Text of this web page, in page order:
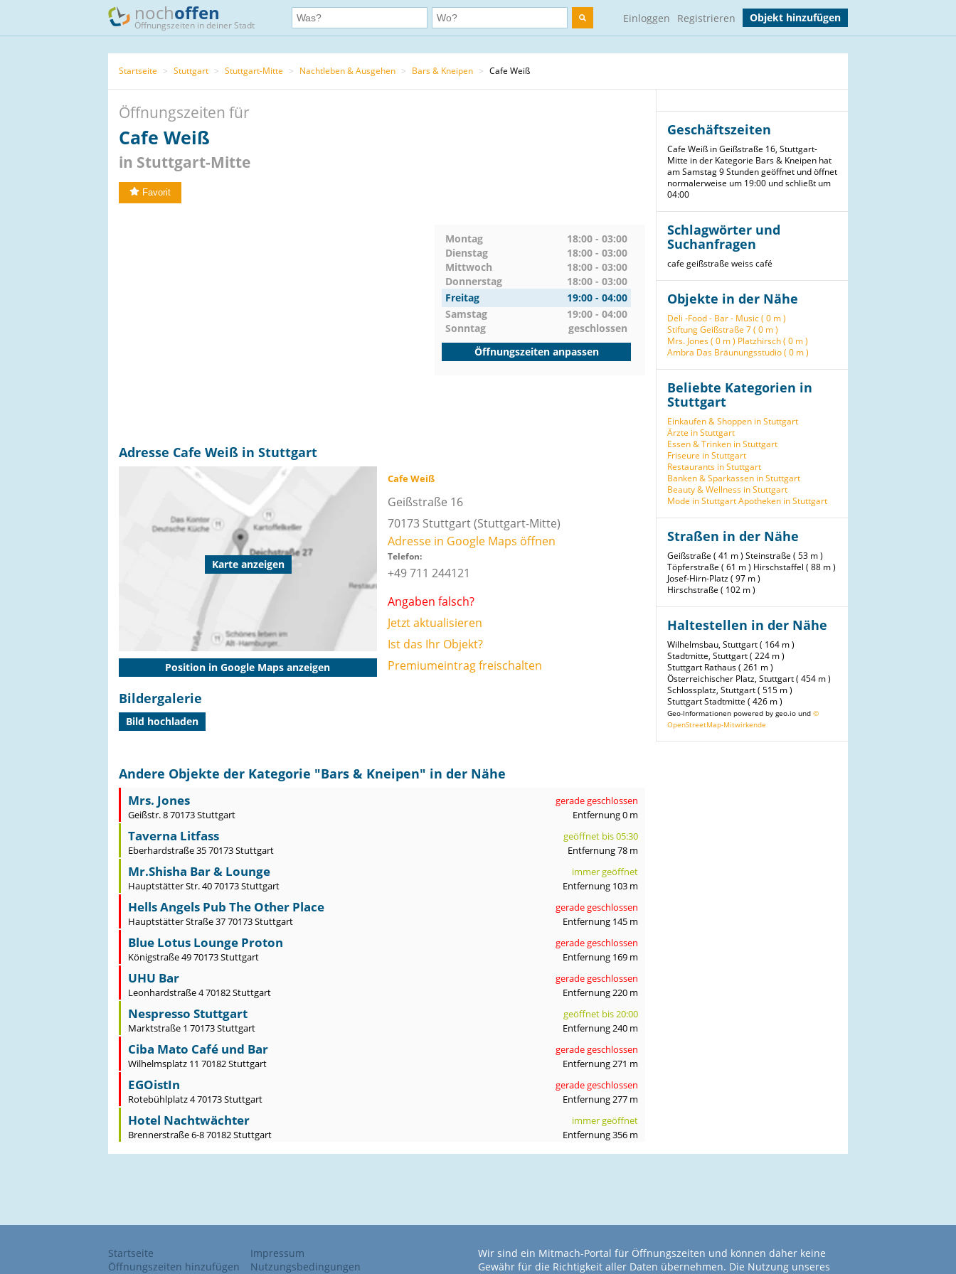
nochoffen
Öffnungszeiten in deiner Stadt
Einloggen Registrieren Objekt hinzufügen
Startseite > Stuttgart > Stuttgart-Mitte > Nachtleben & Ausgehen > Bars & Kneipen > Cafe Weiß
Öffnungszeiten für
Cafe Weiß
in Stuttgart-Mitte
Favorit
Montag
18:00 - 03:00
Dienstag
18:00 - 03:00
Mittwoch
18:00 - 03:00
Donnerstag
18:00 - 03:00
Freitag
19:00 - 04:00
Samstag
19:00 - 04:00
Sonntag
geschlossen
Öffnungszeiten anpassen
Adresse Cafe Weiß in Stuttgart
Karte anzeigen
Position in Google Maps anzeigen
Cafe Weiß
Geißstraße 16
70173 Stuttgart(Stuttgart-Mitte)
Adresse in Google Maps öffnen
Telefon:
+49 711 244121
Angaben falsch?
Jetzt aktualisieren
Ist das Ihr Objekt?
Premiumeintrag freischalten
Bildergalerie
Bild hochladen
Andere Objekte der Kategorie "Bars & Kneipen" in der Nähe
Mrs. Jones
gerade geschlossen
Geißstr. 8 70173 Stuttgart
Entfernung 0 m
Taverna Litfass
geöffnet bis 05:30
Eberhardstraße 35 70173 Stuttgart
Entfernung 78 m
Mr.Shisha Bar & Lounge
immer geöffnet
Hauptstätter Str. 40 70173 Stuttgart
Entfernung 103 m
Hells Angels Pub The Other Place
gerade geschlossen
Hauptstätter Straße 37 70173 Stuttgart
Entfernung 145 m
Blue Lotus Lounge Proton
gerade geschlossen
Königstraße 49 70173 Stuttgart
Entfernung 169 m
UHU Bar
gerade geschlossen
Leonhardstraße 4 70182 Stuttgart
Entfernung 220 m
Nespresso Stuttgart
geöffnet bis 20:00
Marktstraße 1 70173 Stuttgart
Entfernung 240 m
Ciba Mato Café und Bar
gerade geschlossen
Wilhelmsplatz 11 70182 Stuttgart
Entfernung 271 m
EGOistIn
gerade geschlossen
Rotebühlplatz 4 70173 Stuttgart
Entfernung 277 m
Hotel Nachtwächter
immer geöffnet
Brennerstraße 6-8 70182 Stuttgart
Entfernung 356 m
Geschäftszeiten
Cafe Weiß in Geißstraße 16, Stuttgart-
Mitte in der Kategorie Bars & Kneipen hat
am Samstag 9 Stunden geöffnet und öffnet
normalerweise um 19:00 und schließt um
04:00
Schlagwörter und
Suchanfragen
cafe geißstraße weisscafé
Objekte in der Nähe
Deli -Food - Bar - Music ( 0 m )
Stiftung Geißstraße 7 ( 0 m )
Mrs. Jones ( 0 m ) Platzhirsch ( 0 m )
Ambra Das Bräunungsstudio ( 0 m )
Beliebte Kategorien in
Stuttgart
Einkaufen & Shoppen in Stuttgart
Ärzte in Stuttgart
Essen & Trinken in Stuttgart
Friseure in Stuttgart
Restaurants in Stuttgart
Banken & Sparkassen in Stuttgart
Beauty & Wellness in Stuttgart
Mode in StuttgartApotheken in Stuttgart
Straßen in der Nähe
Geißstraße ( 41 m ) Steinstraße ( 53 m )
Töpferstraße ( 61 m ) Hirschstaffel ( 88 m )
Josef-Hirn-Platz ( 97 m )
Hirschstraße ( 102 m )
Haltestellen in der Nähe
Wilhelmsbau, Stuttgart ( 164 m )
Stadtmitte, Stuttgart ( 224 m )
Stuttgart Rathaus ( 261 m )
Österreichischer Platz, Stuttgart ( 454 m )
Schlossplatz, Stuttgart ( 515 m )
Stuttgart Stadtmitte ( 426 m )
Geo-Informationen powered by geo.io und ©
OpenStreetMap-Mitwirkende
Startseite
Öffnungszeiten hinzufügen
Impressum
Nutzungsbedingungen
Wir sind ein Mitmach-Portal für Öffnungszeiten und können daher keine
Gewähr für die Richtigkeit aller Daten übernehmen. Die Nutzung unseres